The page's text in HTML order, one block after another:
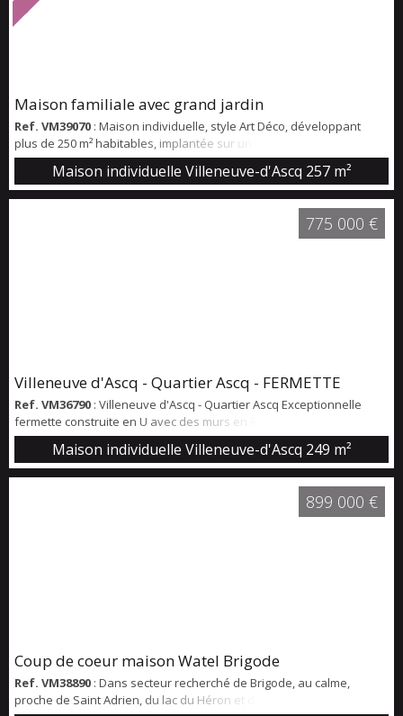
Maison familiale avec grand jardin
Ref. VM39070 : Maison individuelle, style Art Déco, développant
plus de 250 m² habitables, implantée sur un beau terrain arboré
d’environ 1400 m² avec portail sécurisé. Une maison pleine de
charme offrant de très beaux volumes et des prestations soignées.
Idéal famille, proche école Saint Adrien. Exposition plein sud
Maison individuelle Villeneuve-d'Ascq 257 m²
Villeneuve d'Ascq - Quartier Ascq - FERMETTE
Ref. VM36790 : Villeneuve d'Ascq - Quartier Ascq Exceptionnelle
fermette construite en U avec des murs en Rouges Barres ( Typique
du nord briques et pierres ) exposée Sud /Ouest avec porche
d'entrée, La surface habitable est de 250 m2 environ et sa surface
cadastrale de 960 m2. Rez de chaussée :Une entrée avec vestiaire
et toilettes, un salon / salle à manger avec cheminée feu de bois de
Maison individuelle Villeneuve-d'Ascq 249 m²
775 000 €
Coup de coeur maison Watel Brigode
Ref. VM38890 : Dans secteur recherché de Brigode, au calme,
proche de Saint Adrien, du lac du Héron et du golf, venez découvrir
899 000 €